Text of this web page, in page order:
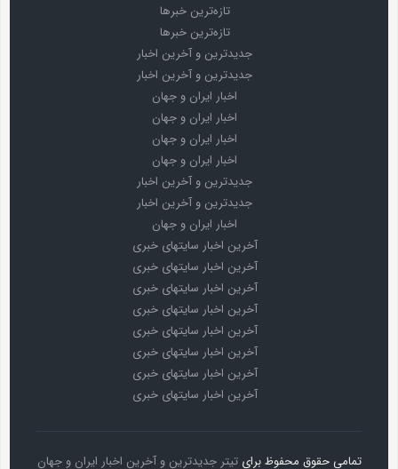
تازه‌ترین خبرها
تازه‌ترین خبرها
جدیدترین و آخرین اخبار
جدیدترین و آخرین اخبار
اخبار ایران و جهان
اخبار ایران و جهان
اخبار ایران و جهان
اخبار ایران و جهان
جدیدترین و آخرین اخبار
جدیدترین و آخرین اخبار
اخبار ایران و جهان
آخرین اخبار سایتهای خبری
آخرین اخبار سایتهای خبری
آخرین اخبار سایتهای خبری
آخرین اخبار سایتهای خبری
آخرین اخبار سایتهای خبری
آخرین اخبار سایتهای خبری
آخرین اخبار سایتهای خبری
آخرین اخبار سایتهای خبری
تمامی حقوق محفوظ برای تیتر جدیدترین و آخرین اخبار ایران و جهان